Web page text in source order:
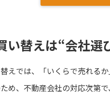
い替えは“会社選
えでは、「いくらで売れる
め、不動産会社の対応次第